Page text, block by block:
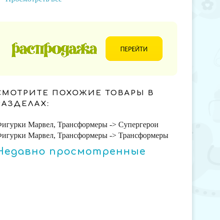
ПОХОЖИЕ ТОВАРЫ В
Марвел, Трансформеры -> Супергерои
Марвел, Трансформеры -> Трансформеры
просмотренные